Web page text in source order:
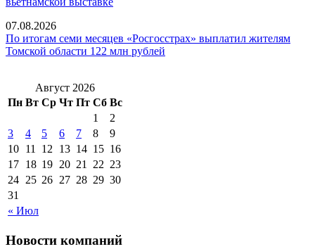
07.08.2026
По итогам семи месяцев «Росгосстрах» выплатил жителям
Томской области 122 млн рублей
Август 2026
Пн Вт Ср Чт Пт Сб Вс
« Июл
1
2
3
4 5 6 7 8
9
10 11 12 13 14 15 16
17 18 19 20 21 22 23
24 25 26 27 28 29 30
31
Новости компаний